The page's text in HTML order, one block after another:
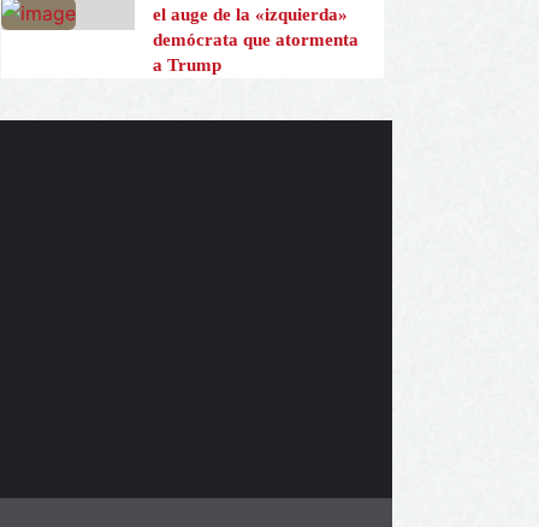
el auge de la «izquierda»
demócrata que atormenta
a Trump